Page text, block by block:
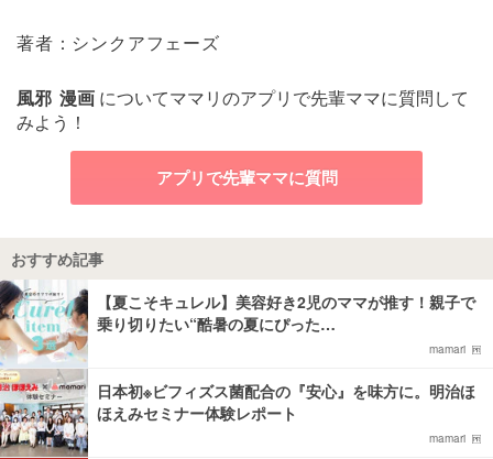
著者：シンクアフェーズ
風邪 漫画 についてママリのアプリで先輩ママに質問して
みよう！
アプリで先輩ママに質問
おすすめ記事
【夏こそキュレル】美容好き2児のママが推す！親子で
乗り切りたい“酷暑の夏にぴった…
mamari
日本初※ビフィズス菌配合の『安心』を味方に。明治ほ
ほえみセミナー体験レポート
mamari